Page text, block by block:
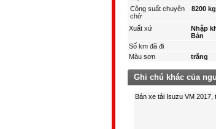
Công suất chuyên
chở
8200 kg
Xuất xứ
Nhập
Bản
Số km đã đi
Màu sơn
trắng
Ghi chú khác của